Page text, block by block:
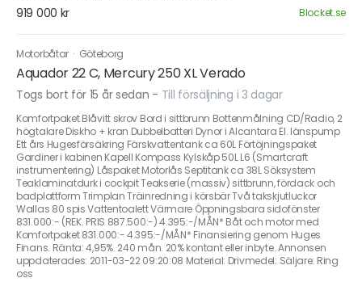
919 000 kr Blocket.se
Motorbåtar · Göteborg
Aquador 22 C, Mercury 250 XL Verado
Togs bort för 15 år sedan - Till försäljning i 3 dagar
Komfortpaket Blåvitt skrov Bord i sittbrunn Bottenmålning CD/Radio, 2
högtalare Diskho + kran Dubbelbatteri Dynor i Alcantara El. länspump
Ett års Hugesförsäkring Färskvattentank ca 60L Förtöjningspaket
Gardiner i kabinen Kapell Kompass Kylskåp 50L L6 (Smartcraft
instrumentering) Låspaket Motorlås Septitank ca 38L Söksystem
Teaklaminatdurk i cockpit Teakserie (massiv) sittbrunn, fördack och
badplattform Trimplan Träinredning i körsbär Två takskjutluckor
Wallas 80 spis Vattentoalett Värmare Öppningsbara sidofönster
831.000:- (REK. PRIS 887.500:-) 4.395:-/MÅN* Båt och motor med
Komfortpaket 831.000:- 4.395:-/MÅN* Finansiering genom Huges
Finans. Ränta: 4,95%. 240 mån. 20% kontant eller inbyte. Annonsen
uppdaterades: 2011-03-22 09:20:08 Material: Drivmedel: Säljare: Ring
oss